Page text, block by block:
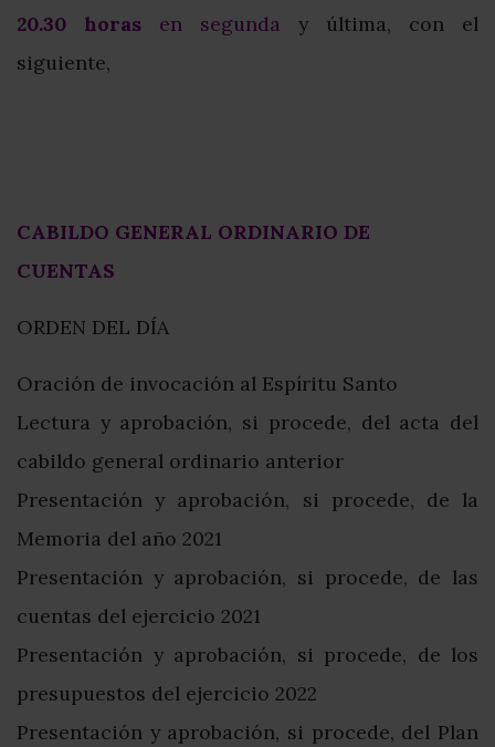
20.30 horas en segunda y última, con el
siguiente,
CABILDO GENERAL ORDINARIO DE
CUENTAS
ORDEN DEL DÍA
Oración de invocación al Espíritu Santo
Lectura y aprobación, si procede, del acta del
cabildo general ordinario anterior
Presentación y aprobación, si procede, de la
Memoria del año 2021
Presentación y aprobación, si procede, de las
cuentas del ejercicio 2021
Presentación y aprobación, si procede, de los
presupuestos del ejercicio 2022
Presentación y aprobación, si procede, del Plan